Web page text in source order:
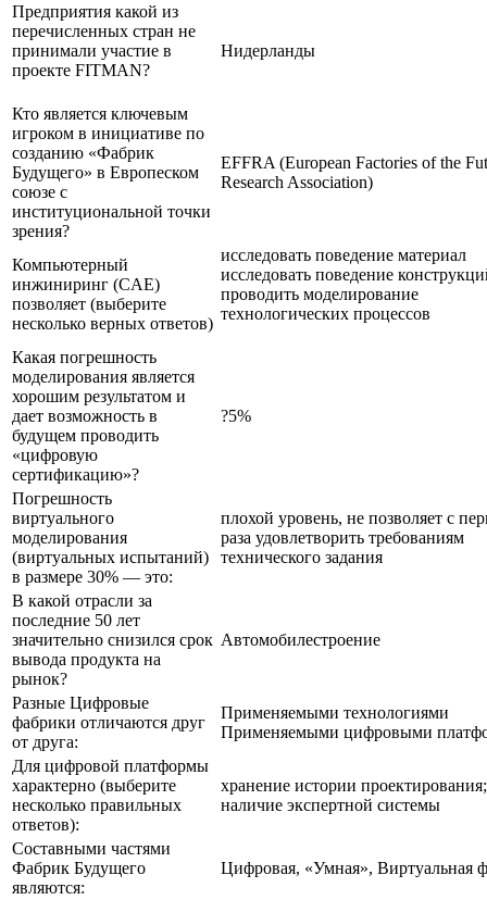
Предприятия какой из
перечисленных стран не
принимали участие в
проекте FITMAN?
Нидерланды
Кто является ключевым
игроком в инициативе по
созданию «Фабрик
Будущего» в Европеском
союзе с
институциональной точки
зрения?
EFFRA (European Factories of the
Research Association)
Компьютерный
инжиниринг (CAE)
позволяет (выберите
несколько верных ответов)
исследовать поведение материал
исследовать поведение
проводить моделирование
технологических процессов
Какая погрешность
моделирования является
хорошим результатом и
дает возможность в
будущем проводить
«цифровую
сертификацию»?
?5%
Погрешность
виртуального
моделирования
(виртуальных испытаний)
в размере 30% — это:
плохой уровень, не позволяет с
раза удовлетворить требованиям
технического задания
В какой отрасли за
последние 50 лет
значительно снизился срок
вывода продукта на
рынок?
Автомобилестроение
Разные Цифровые
фабрики отличаются друг
от друга:
Применяемыми технологиями
Применяемыми цифровыми
Для цифровой платформы
характерно (выберите
несколько правильных
ответов):
хранение истории проектирования;
наличие экспертной системы
Составными частями
Фабрик Будущего
являются:
Цифровая, «Умная», Виртуальная